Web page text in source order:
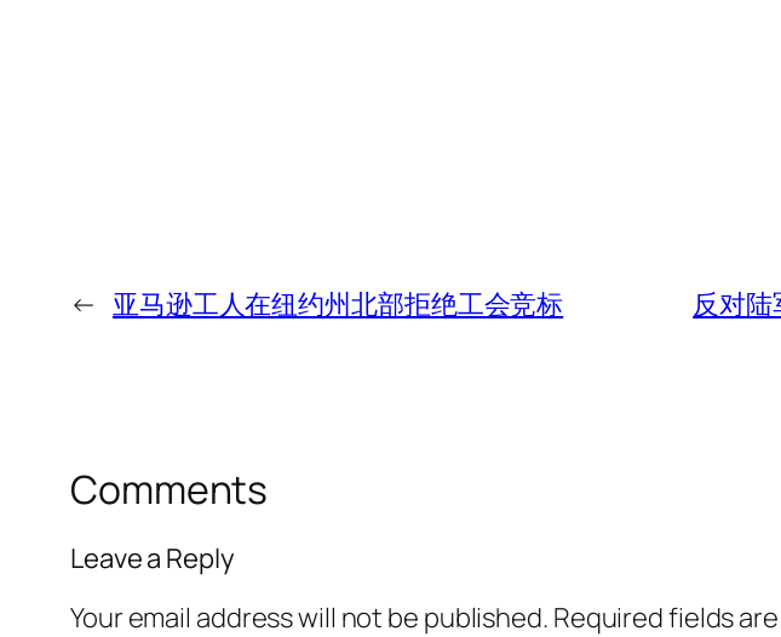
← 亚马逊工人在纽约州北部拒绝工会竞标 反对陆
Comments
Leave a Reply
Your email address will not be published. Required fields